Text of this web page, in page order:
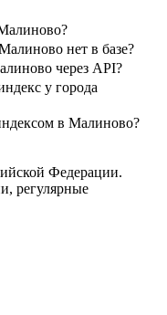
нет в базе?
через API?
у города
в Малиново?
Федерации.
регулярные